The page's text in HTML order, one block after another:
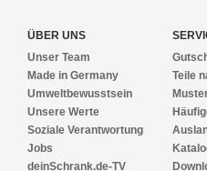
ÜBER UNS
Unser Team
Made in Germany
Umweltbewusstsein
Unsere Werte
Soziale Verantwortung
Jobs
deinSchrank.de-TV
Teile